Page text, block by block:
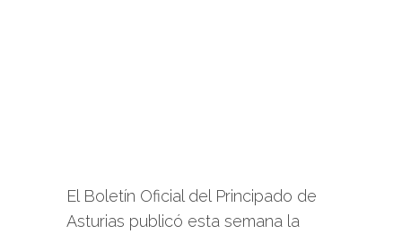
El Boletín Oficial del Principado de
Asturias publicó esta semana la